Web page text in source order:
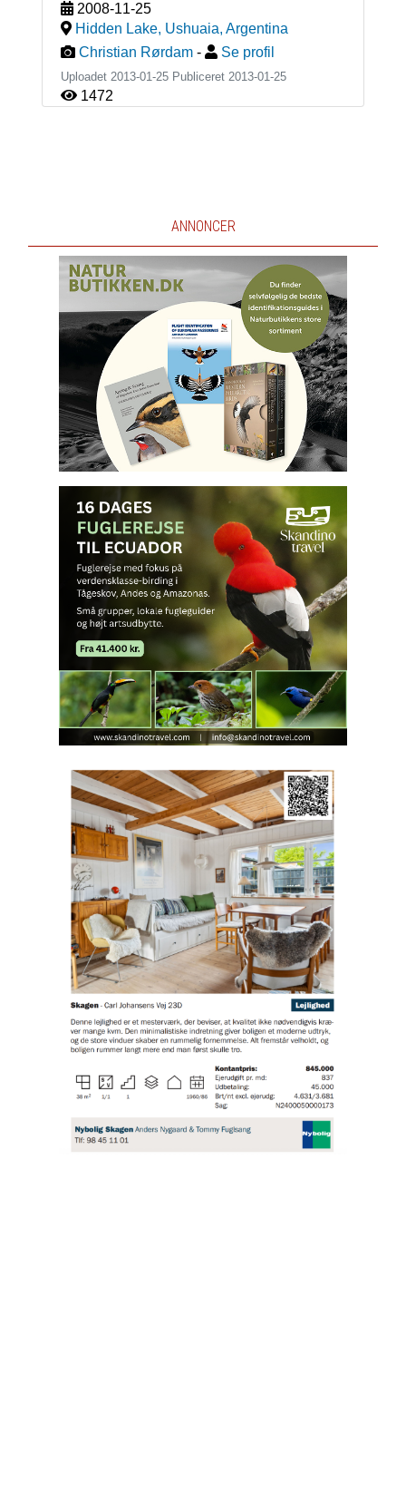
2008-11-25
Hidden Lake, Ushuaia, Argentina
Christian Rørdam - Se profil
Uploadet 2013-01-25 Publiceret 2013-01-25
1472
ANNONCER